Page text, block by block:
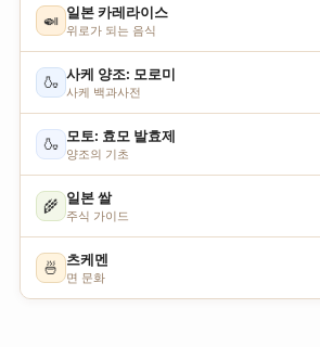
🍛 일본 카레라이스
위로가 되는 음식
🍶 사케 양조: 모로미
사케 백과사전
🍶 모토: 효모 발효제
양조의 기초
🌾 일본 쌀
주식 가이드
🍜 츠케멘
면 문화